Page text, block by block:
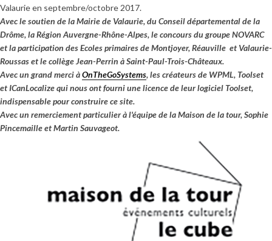
Valaurie en septembre/octobre 2017.
Avec le soutien de la Mairie de Valaurie, du Conseil départemental de la
Drôme, la Région Auvergne-Rhône-Alpes, le concours du groupe NOVARC
et la participation des Ecoles primaires de Montjoyer, Réauville et Valaurie-
Roussas et le collège Jean-Perrin à Saint-Paul-Trois-Châteaux.
Avec un grand merci àOnTheGoSystems, les créateurs de WPML, Toolset
et ICanLocalize qui nous ont fourni une licence de leur logiciel Toolset,
indispensable pour construire ce site.
Avec un remerciement particulier à l'équipe de la Maison de la tour, Sophie
Pincemaille et Martin Sauvageot.